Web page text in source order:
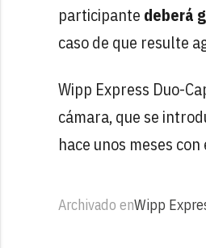
participante deberá
caso de que resulte
Wipp Express Duo-
cámara, que se
hace unos meses con
Archivado enWipp